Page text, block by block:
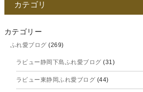
2025年11月
2025年10月
2025年9月
2025年8月
2025年7月
カテゴリ
カテゴリー
ふれ愛ブログ (269)
ラビュー静岡下島ふれ愛ブログ (31)
ラビュー東静岡ふれ愛ブログ (44)